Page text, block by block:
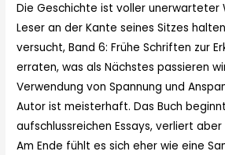
Die Geschichte ist voller unerwarteter
Leser an der Kante seines Sitzes
versucht, Band 6: Frühe Schriften zur
erraten, was als Nächstes passieren
Verwendung von Spannung und
Autor ist meisterhaft. Das Buch
aufschlussreichen Essays, verliert aber
Am Ende fühlt es sich eher wie eine